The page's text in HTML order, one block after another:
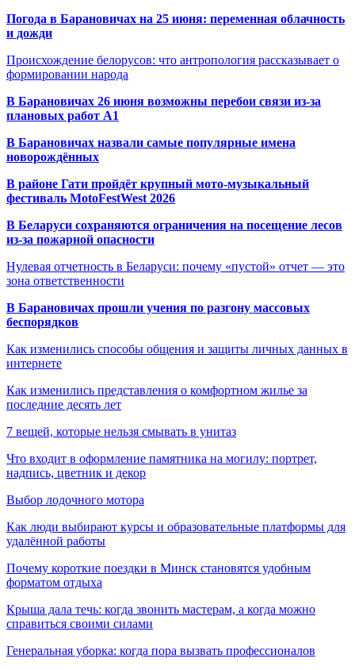
Погода в Барановичах на 25 июня: переменная облачность
и дожди
Происхождение белорусов: что антропология рассказывает о
формировании народа
В Барановичах 26 июня возможны перебои связи из-за
плановых работ A1
В Барановичах назвали самые популярные имена
новорождённых
В районе Гати пройдёт крупный мото-музыкальный
фестиваль MotoFestWest 2026
В Беларуси сохраняются ограничения на посещение лесов
из-за пожарной опасности
Нулевая отчетность в Беларуси: почему «пустой» отчет — это
зона ответственности
В Барановичах прошли учения по разгону массовых
беспорядков
Как изменились способы общения и защиты личных данных в
интернете
Как изменились представления о комфортном жилье за
последние десять лет
7 вещей, которые нельзя смывать в унитаз
Что входит в оформление памятника на могилу: портрет,
надпись, цветник и декор
Выбор лодочного мотора
Как люди выбирают курсы и образовательные платформы для
удалённой работы
Почему короткие поездки в Минск становятся удобным
форматом отдыха
Крыша дала течь: когда звонить мастерам, а когда можно
справиться своими силами
Генеральная уборка: когда пора вызвать профессионалов